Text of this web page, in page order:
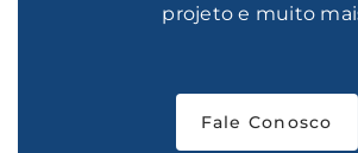
projeto e muito
Fale Conosco